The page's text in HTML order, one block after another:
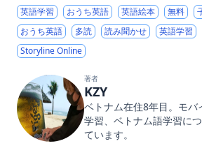
英語学習 おうち英語 英語絵本 無料
おうち英語
多読 読み聞かせ 英語学習
Storyline Online
著者
KZY
ベトナム在住8年目。モ
学習、ベトナム語学習に
ています。